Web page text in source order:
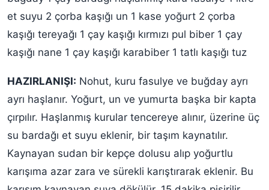
et suyu 2 çorba kaşığı un 1 kase yoğurt 2 çorba
kaşığı tereyağı 1 çay kaşığı kırmızı pul biber 1 çay
kaşığı nane 1 çay kaşığı karabiber 1 tatlı kaşığı tuz
HAZIRLANIŞI: Nohut, kuru fasulye ve buğday ayrı
ayrı haşlanır. Yoğurt, un ve yumurta başka bir kapta
çırpılır. Haşlanmış kurular tencereye alınır, üzerine üç
su bardağı et suyu eklenir, bir taşım kaynatılır.
Kaynayan sudan bir kepçe dolusu alıp yoğurtlu
karışıma azar zara ve sürekli karıştırarak eklenir. Bu